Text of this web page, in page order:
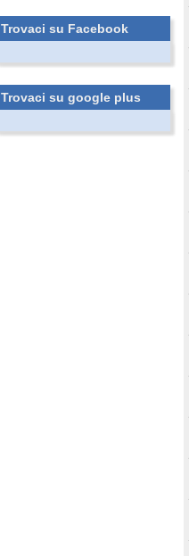
Trovaci su Facebook
Trovaci su google plus